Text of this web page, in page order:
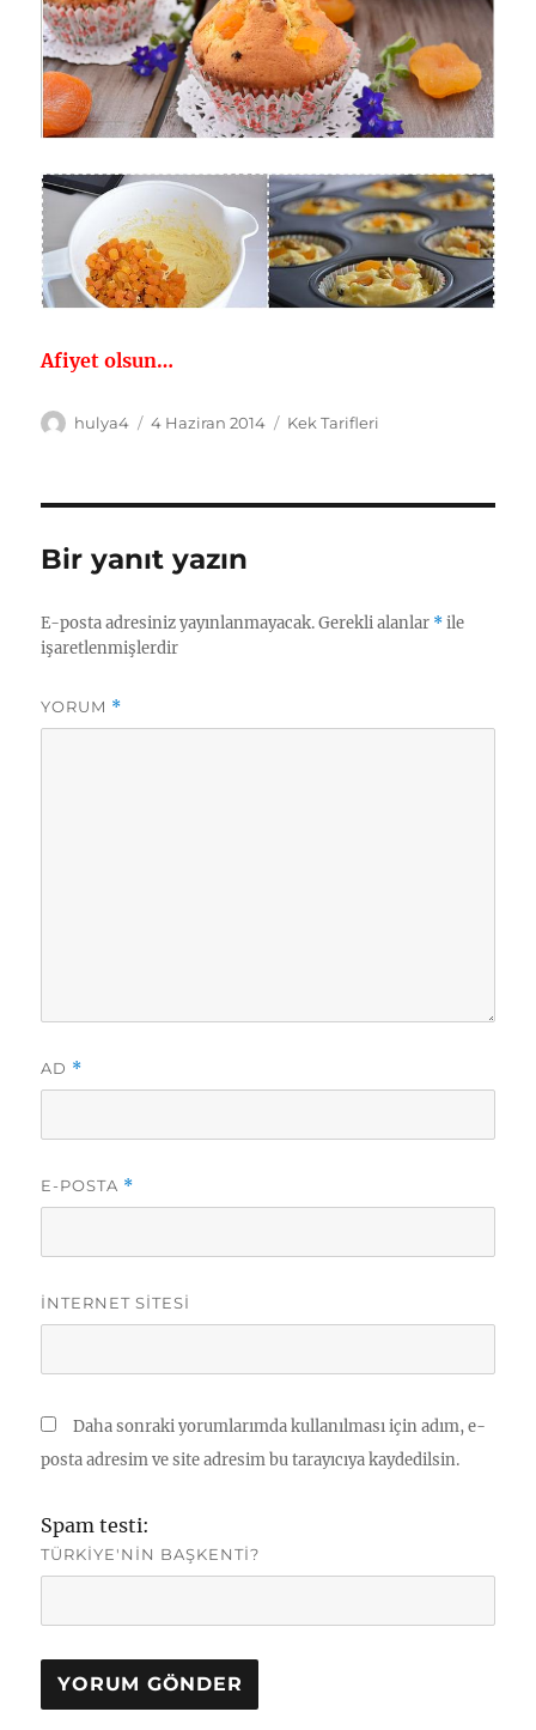
Afiyet olsun…
Yazar
hulya4
Yayın
4 Haziran 2014 Kategoriler
Kek Tarifleri
Bir yanıt yazın
E-posta adresiniz yayınlanmayacak. Gerekli alanlar *ile
işaretlenmişlerdir
YORUM *
AD *
E-POSTA *
İNTERNET SITESI
Daha sonraki yorumlarımda kullanılması için adım, e-
posta adresim ve site adresim bu tarayıcıya kaydedilsin.
Spam testi:
TÜRKIYE'NIN BAŞKENTI?